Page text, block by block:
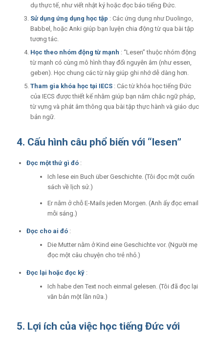
dụ thực tế, như viết nhật ký hoặc đọc báo tiếng Đức.
Sử dụng ứng dụng học tập : Các ứng dụng như Duolingo,
Babbel, hoặc Anki giúp bạn luyện chia động từ qua bài tập
tương tác.
Học theo nhóm động từ mạnh : “Lesen” thuộc nhóm động
từ mạnh có cùng mô hình thay đổi nguyên âm (như essen,
geben). Học chung các từ này giúp ghi nhớ dễ dàng hơn.
Tham gia khóa học tại IECS : Các từ khóa học tiếng Đức
của IECS được thiết kế nhằm giúp bạn nắm chắc ngữ pháp,
từ vựng và phát âm thông qua bài tập thực hành và giáo dục
bản ngữ.
4. Cấu hình câu phổ biến với “lesen”
Đọc một thứ gì đó :
Ich lese ein Buch über Geschichte. (Tôi đọc một cuốn
sách về lịch sử.)
Er nằm ở chỗ E-Mails jeden Morgen. (Anh ấy đọc email
mỗi sáng.)
Đọc cho ai đó :
Die Mutter nằm ở Kind eine Geschichte vor. (Người mẹ
đọc một câu chuyện cho trẻ nhỏ.)
Đọc lại hoặc đọc kỹ :
Ich habe den Text noch einmal gelesen. (Tôi đã đọc lại
văn bản một lần nữa.)
5. Lợi ích của việc học tiếng Đức với